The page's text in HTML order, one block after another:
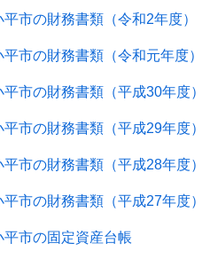
平市の財務書類（令和2年度）
平市の財務書類（令和元年度）
平市の財務書類（平成30年度）
平市の財務書類（平成29年度）
平市の財務書類（平成28年度）
平市の財務書類（平成27年度）
平市の固定資産台帳